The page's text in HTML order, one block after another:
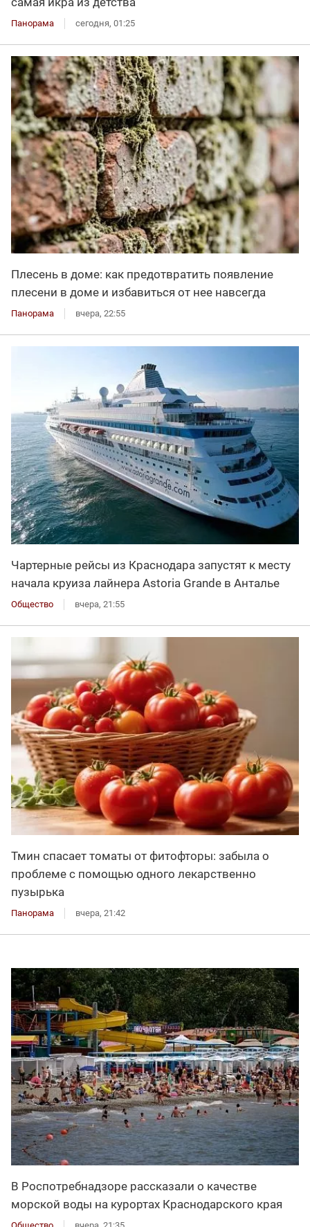
Панорама сегодня, 01:25
Плесень в доме: как предотвратить появление
плесени в доме и избавиться от нее навсегда
Панорама вчера, 22:55
Чартерные рейсы из Краснодара запустят к месту
начала круиза лайнера Astoria Grande в Анталье
Общество вчера, 21:55
Тмин спасает томаты от фитофторы: забыла о
проблеме с помощью одного лекарственно
пузырька
Панорама вчера, 21:42
В Роспотребнадзоре рассказали о качестве
морской воды на курортах Краснодарского края